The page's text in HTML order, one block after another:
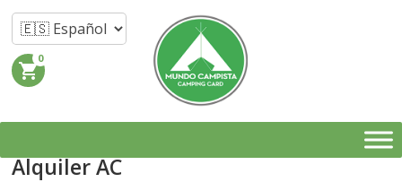
shopping_cart
0
Alquiler AC